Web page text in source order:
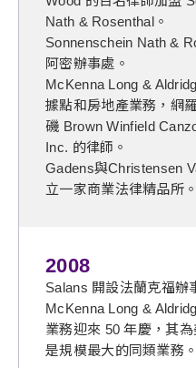
Nath & Rosenthal。
Sonnenschein Nath &
阿密辦事處。
McKenna Long &
據點和房地產業務，網
磯 Brown Winfield
Inc. 的律師。
Gadens與Christensen
立一家商業法律精品所。
2008
Salans 開設法蘭克福辦
McKenna Long &
業務迎來 50 年慶，其
是規模最大的同類業務。